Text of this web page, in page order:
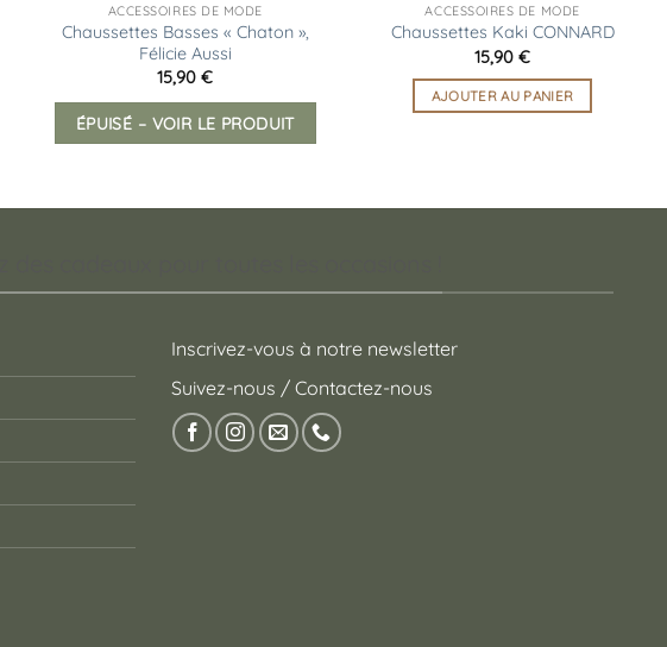
ACCESSOIRES DE MODE
Chaussettes Basses « Chaton »,
Félicie Aussi
15,90€
ÉPUISÉ – VOIR LE PRODUIT
ACCESSOIRES DE MODE
Chaussettes Kaki CONNARD
15,90€
AJOUTER AU PANIER
Inscrivez-vous à notre newsletter
Suivez-nous / Contactez-nous